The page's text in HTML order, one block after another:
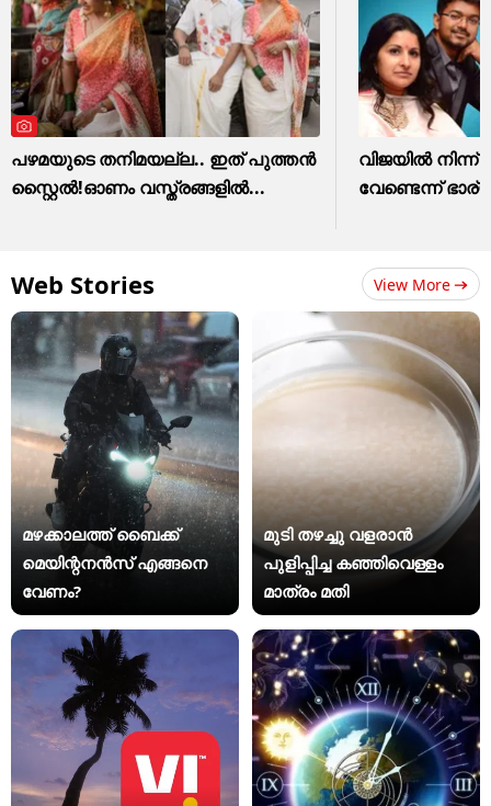
പഴമയുടെ തനിമയല്ല.. ഇത് പുത്തൻ
സ്റ്റൈൽ!ഓണം വസ്ത്രങ്ങളിൽ...
വിജയിൽ നിന്ന്
വേണ്ടെന്ന്
Web Stories View More
മഴക്കാലത്ത് ബൈക്ക്
മെയിന്റനൻസ് എങ്ങനെ
വേണം?
മുടി തഴച്ചു വളരാൻ
പുളിപ്പിച്ച കഞ്ഞിവെള്ളം
മാത്രം മതി